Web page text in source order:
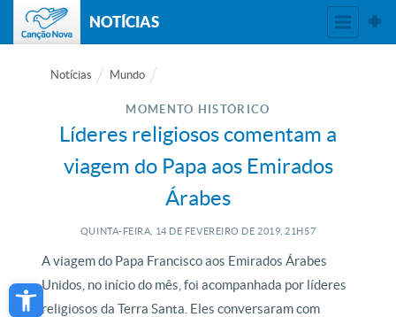
Open toolbar
NOTÍCIAS
Notícias Mundo
MOMENTO HISTÓRICO
Líderes religiosos comentam a
viagem do Papa aos Emirados
Árabes
QUINTA-FEIRA, 14 DE FEVEREIRO DE 2019, 21H57
A viagem do Papa Francisco aos Emirados Árabes
Unidos, no início do mês, foi acompanhada por líderes
religiosos da Terra Santa. Eles conversaram com